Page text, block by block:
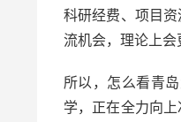
科研经费、项目
流机会，理论上会
所以，怎么看青
学，正在全力向